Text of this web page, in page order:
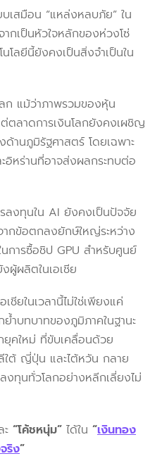
บเสมือน “แหล่งหลบภัย” ใน
กเป็นหัวใจหลักของห่วงโซ่
โลยีนี้ยังคงเป็นสิ่งจำเป็นใน
ก แม้ว่าภาพรวมของหุ้น
ต่ตลาดการเงินโลกยังคงเผชิญ
านภูมิรัฐศาสตร์ โดยเฉพาะ
อิหร่านที่อาจส่งผลกระทบต่อ
ลงทุนใน AI ยังคงเป็นปัจจัย
กข้อตกลงยักษ์ใหญ่ระหว่าง
การซื้อชิป GPU สำหรับศูนย์
ผลิตในเอเชีย
ชียในเวลานี้ไม่ใช่เพียงแค่
ำบทบาทของภูมิภาคในฐานะ
ยุคใหม่ ที่ขับเคลื่อนด้วย
ใต้ ญี่ปุ่น และไต้หวัน กลาย
งทุนทั่วโลกอย่างหลีกเลี่ยงไม่
ะ “โค้ชหนุ่ม” ได้ใน “เงินทอง
ริง”